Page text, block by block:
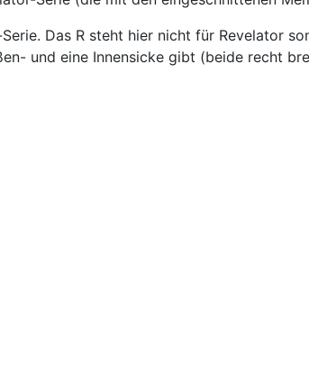
Das R steht hier nicht für Revelator
und eine Innensicke gibt (beide recht